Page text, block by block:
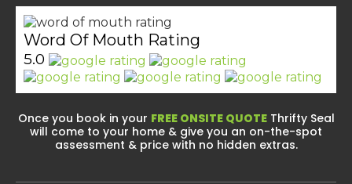
Word Of Mouth Rating
5.0
Once you book in your FREE ONSITE QUOTEThrifty Seal
will come to your home & give you an on-the-spot
assessment & price with no hidden extras.